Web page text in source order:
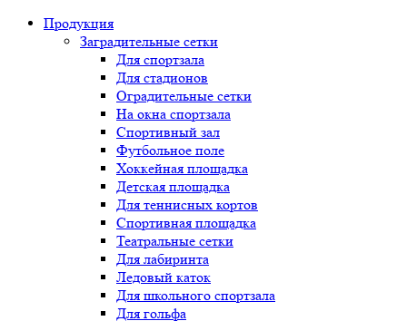
Продукция
Заградительные сетки
Для спортзала
Для стадионов
Оградительные сетки
На окна спортзала
Спортивный зал
Футбольное поле
Хоккейная площадка
Детская площадка
Для теннисных кортов
Спортивная площадка
Театральные сетки
Для лабиринта
Ледовый каток
Для школьного спортзала
Для гольфа